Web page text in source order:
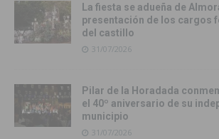
La fiesta se adueña de
presentación de los cargos
del castillo
31/07/2026
Pilar de la Horadada
el 40º aniversario de su
municipio
31/07/2026